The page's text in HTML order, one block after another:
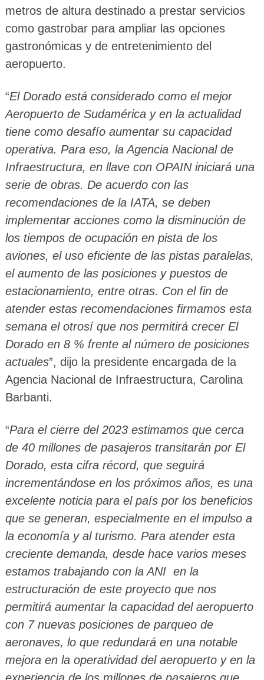
metros de altura destinado a prestar servicios
como gastrobar para ampliar las opciones
gastronómicas y de entretenimiento del
aeropuerto.
“El Dorado está considerado como el mejor
Aeropuerto de Sudamérica y en la actualidad
tiene como desafío aumentar su capacidad
operativa. Para eso, la Agencia Nacional de
Infraestructura, en llave con OPAIN iniciará una
serie de obras. De acuerdo con las
recomendaciones de la IATA, se deben
implementar acciones como la disminución de
los tiempos de ocupación en pista de los
aviones, el uso eficiente de las pistas paralelas,
el aumento de las posiciones y puestos de
estacionamiento, entre otras. Con el fin de
atender estas recomendaciones firmamos esta
semana el otrosí que nos permitirá crecer El
Dorado en 8 % frente al número de posiciones
actuales”, dijo la presidente encargada de la
Agencia Nacional de Infraestructura, Carolina
Barbanti.
“Para el cierre del 2023 estimamos que cerca
de 40 millones de pasajeros transitarán por El
Dorado, esta cifra récord, que seguirá
incrementándose en los próximos años, es una
excelente noticia para el país por los beneficios
que se generan, especialmente en el impulso a
la economía y al turismo. Para atender esta
creciente demanda, desde hace varios meses
estamos trabajando con la ANI en la
estructuración de este proyecto que nos
permitirá aumentar la capacidad del aeropuerto
con 7 nuevas posiciones de parqueo de
aeronaves, lo que redundará en una notable
mejora en la operatividad del aeropuerto y en la
experiencia de los millones de pasajeros que